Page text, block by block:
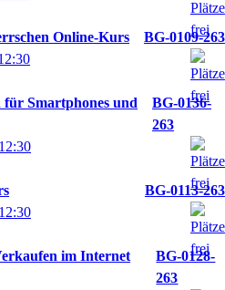
Online-Kurs
BG-0109-263
für Smartphones und
BG-0136-
263
BG-0113-263
im Internet
BG-0128-
263